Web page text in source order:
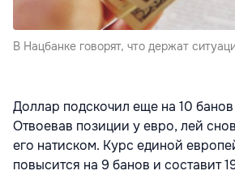
В Нацбанке говорят, что держат
Доллар подскочил еще на 10
Отвоевав позиции у евро, лей
его натиском. Курс единой
повысится на 9 банов и составит